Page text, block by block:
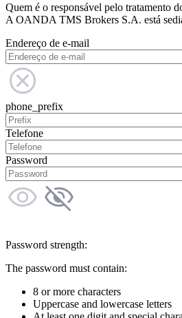
Quem é o responsável pelo tratamento
A OANDA TMS Brokers S.A. está
Endereço de e-mail
phone_prefix
Telefone
Password
Password strength:
The password must contain:
8 or more characters
Uppercase and lowercase letters